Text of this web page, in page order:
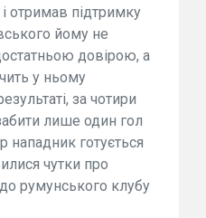
і отримав підтримку
йому не
довірою, а
у ньому
за чотири
лише один гол
нападник готується
чутки про
румунського клубу